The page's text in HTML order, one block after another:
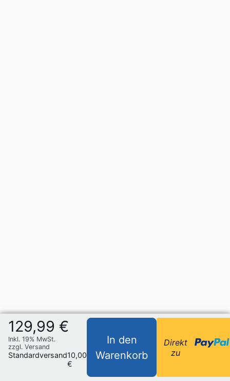
129,99 €
Inkl. 19% MwSt.
zzgl. Versand
Standardversand10,00
€
In den
Warenkorb
Direkt
zu